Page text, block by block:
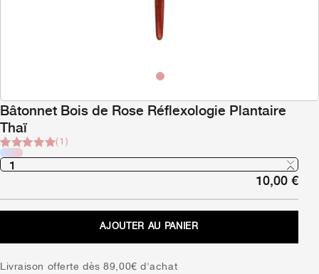
Bâtonnet Bois de Rose Réflexologie Plantaire
Thaï
Noté5
sur 5
1
client
(1)
10,00€
AJOUTER AU PANIER
Livraison offerte dès 89,00€ d'achat